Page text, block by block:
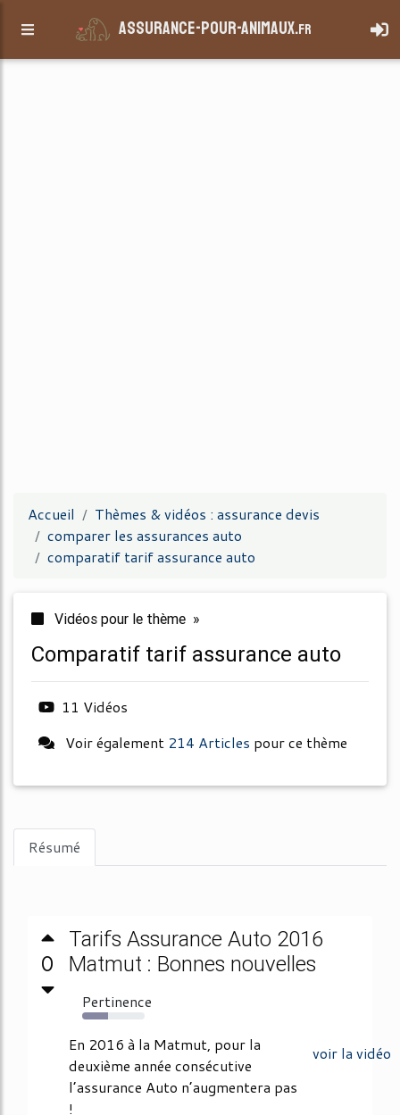
assurance-pour-animaux.fr
Accueil
Thèmes & vidéos : assurance devis
comparer les assurances auto
comparatif tarif assurance auto
Vidéos pour le thème »
comparatif tarif assurance auto
11 Vidéos
Voir également 214 Articles pour ce thème
Résumé
0
Tarifs Assurance Auto 2016
Matmut : Bonnes nouvelles
Pertinence
42%
voir la vidéo
En 2016 à la Matmut, pour la
deuxième année consécutive
l’assurance Auto n’augmentera pas
!